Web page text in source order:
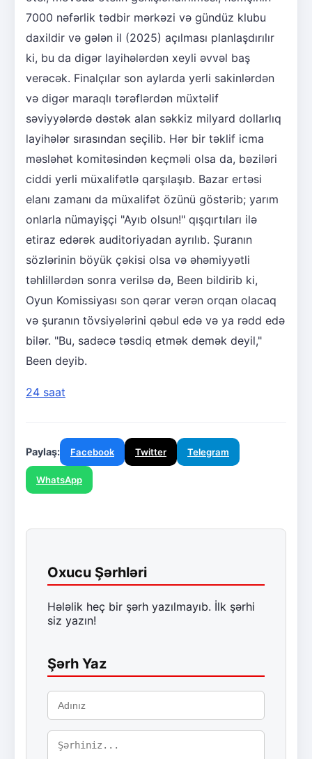
7000 nəfərlik tədbir mərkəzi və gündüz klubu
daxildir və gələn il (2025) açılması planlaşdırılır
ki, bu da digər layihələrdən xeyli əvvəl baş
verəcək. Finalçılar son aylarda yerli sakinlərdən
və digər maraqlı tərəflərdən müxtəlif
səviyyələrdə dəstək alan səkkiz milyard dollarlıq
layihələr sırasından seçilib. Hər bir təklif icma
məsləhət komitəsindən keçməli olsa da, bəziləri
ciddi yerli müxalifətlə qarşılaşıb. Bazar ertəsi
elanı zamanı da müxalifət özünü göstərib; yarım
onlarla nümayişçi "Ayıb olsun!" qışqırtıları ilə
etiraz edərək auditoriyadan ayrılıb. Şuranın
sözlərinin böyük çəkisi olsa və əhəmiyyətli
təhlillərdən sonra verilsə də, Been bildirib ki,
Oyun Komissiyası son qərar verən orqan olacaq
və şuranın tövsiyələrini qəbul edə və ya rədd edə
bilər. "Bu, sadəcə təsdiq etmək demək deyil,"
Been deyib.
24 saat
Paylaş: Facebook Twitter Telegram
WhatsApp
Oxucu Şərhləri
Hələlik heç bir şərh yazılmayıb. İlk şərhi
siz yazın!
Şərh Yaz